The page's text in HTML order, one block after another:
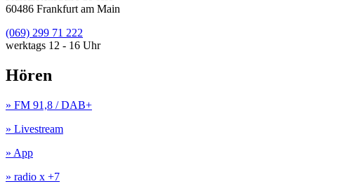
60486 Frankfurt am Main
(069) 299 71 222
werktags 12 - 16 Uhr
Hören
» FM 91,8 / DAB+
» Livestream
» App
» radio x +7